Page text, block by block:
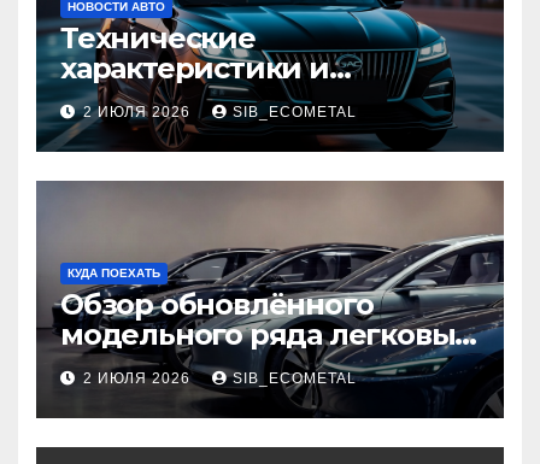
НОВОСТИ АВТО
Технические
характеристики и
доступные комплектации
GAC Empow
2 ИЮЛЯ 2026 SIB_ECOMETAL
КУДА ПОЕХАТЬ
Обзор обновлённого
модельного ряда легковых
автомобилей 2026 года
2 ИЮЛЯ 2026 SIB_ECOMETAL